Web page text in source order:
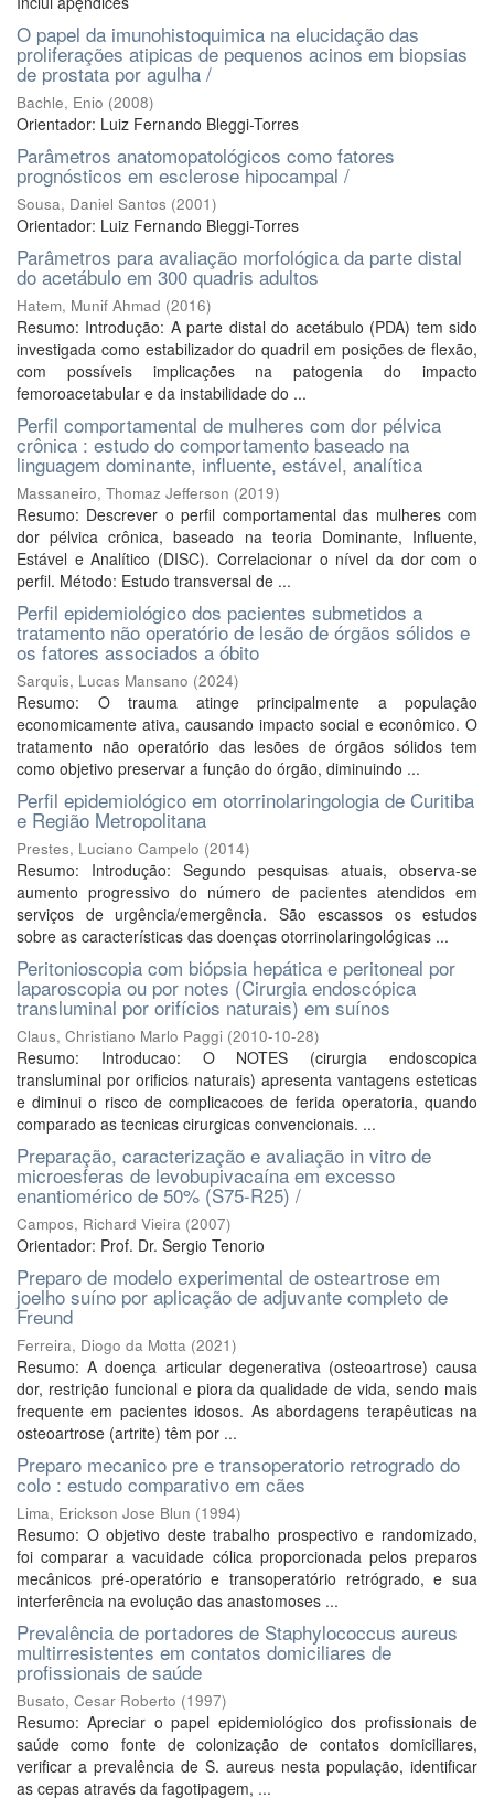
O papel da imunohistoquimica na elucidação das
proliferações atipicas de pequenos acinos em biopsias
de prostata por agulha /
Bachle, Enio (2008)
Orientador: Luiz Fernando Bleggi-Torres
Parâmetros anatomopatológicos como fatores
prognósticos em esclerose hipocampal /
Sousa, Daniel Santos (2001)
Orientador: Luiz Fernando Bleggi-Torres
Parâmetros para avaliação morfológica da parte distal
do acetábulo em 300 quadris adultos
Hatem, Munif Ahmad (2016)
Resumo: Introdução: A parte distal do acetábulo (PDA) tem sido
investigada como estabilizador do quadril em posições de flexão,
com possíveis implicações na patogenia do impacto
femoroacetabular e da instabilidade do ...
Perfil comportamental de mulheres com dor pélvica
crônica : estudo do comportamento baseado na
linguagem dominante, influente, estável, analítica
Massaneiro, Thomaz Jefferson (2019)
Resumo: Descrever o perfil comportamental das mulheres com
dor pélvica crônica, baseado na teoria Dominante, Influente,
Estável e Analítico (DISC). Correlacionar o nível da dor com o
perfil. Método: Estudo transversal de ...
Perfil epidemiológico dos pacientes submetidos a
tratamento não operatório de lesão de órgãos sólidos e
os fatores associados a óbito
Sarquis, Lucas Mansano (2024)
Resumo: O trauma atinge principalmente a população
economicamente ativa, causando impacto social e econômico. O
tratamento não operatório das lesões de órgãos sólidos tem
como objetivo preservar a função do órgão, diminuindo ...
Perfil epidemiológico em otorrinolaringologia de Curitiba
e Região Metropolitana
Prestes, Luciano Campelo (2014)
Resumo: Introdução: Segundo pesquisas atuais, observa-se
aumento progressivo do número de pacientes atendidos em
serviços de urgência/emergência. São escassos os estudos
sobre as características das doenças otorrinolaringológicas ...
Peritonioscopia com biópsia hepática e peritoneal por
laparoscopia ou por notes (Cirurgia endoscópica
transluminal por orifícios naturais) em suínos
Claus, Christiano Marlo Paggi (2010-10-28)
Resumo: Introducao: O NOTES (cirurgia endoscopica
transluminal por orificios naturais) apresenta vantagens esteticas
e diminui o risco de complicacoes de ferida operatoria, quando
comparado as tecnicas cirurgicas convencionais. ...
Preparação, caracterização e avaliação in vitro de
microesferas de levobupivacaína em excesso
enantiomérico de 50% (S75-R25) /
Campos, Richard Vieira (2007)
Orientador: Prof. Dr. Sergio Tenorio
Preparo de modelo experimental de osteartrose em
joelho suíno por aplicação de adjuvante completo de
Freund
Ferreira, Diogo da Motta (2021)
Resumo: A doença articular degenerativa (osteoartrose) causa
dor, restrição funcional e piora da qualidade de vida, sendo mais
frequente em pacientes idosos. As abordagens terapêuticas na
osteoartrose (artrite) têm por ...
Preparo mecanico pre e transoperatorio retrogrado do
colo : estudo comparativo em cães
Lima, Erickson Jose Blun (1994)
Resumo: O objetivo deste trabalho prospectivo e randomizado,
foi comparar a vacuidade cólica proporcionada pelos preparos
mecânicos pré-operatório e transoperatório retrógrado, e sua
interferência na evolução das anastomoses ...
Prevalência de portadores de Staphylococcus aureus
multirresistentes em contatos domiciliares de
profissionais de saúde
Busato, Cesar Roberto (1997)
Resumo: Apreciar o papel epidemiológico dos profissionais de
saúde como fonte de colonização de contatos domiciliares,
verificar a prevalência de S. aureus nesta população, identificar
as cepas através da fagotipagem, ...